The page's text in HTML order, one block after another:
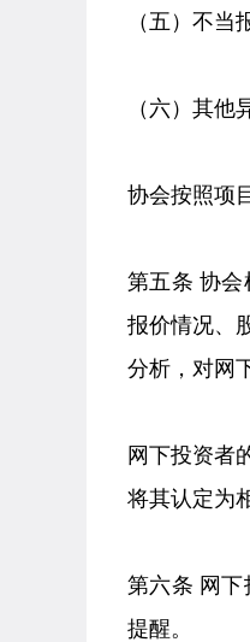
（五）不当
（六）其他
协会按照项
第五条 协会
报价情况、
分析，对网
网下投资者
将其认定为
第六条 网下
提醒。